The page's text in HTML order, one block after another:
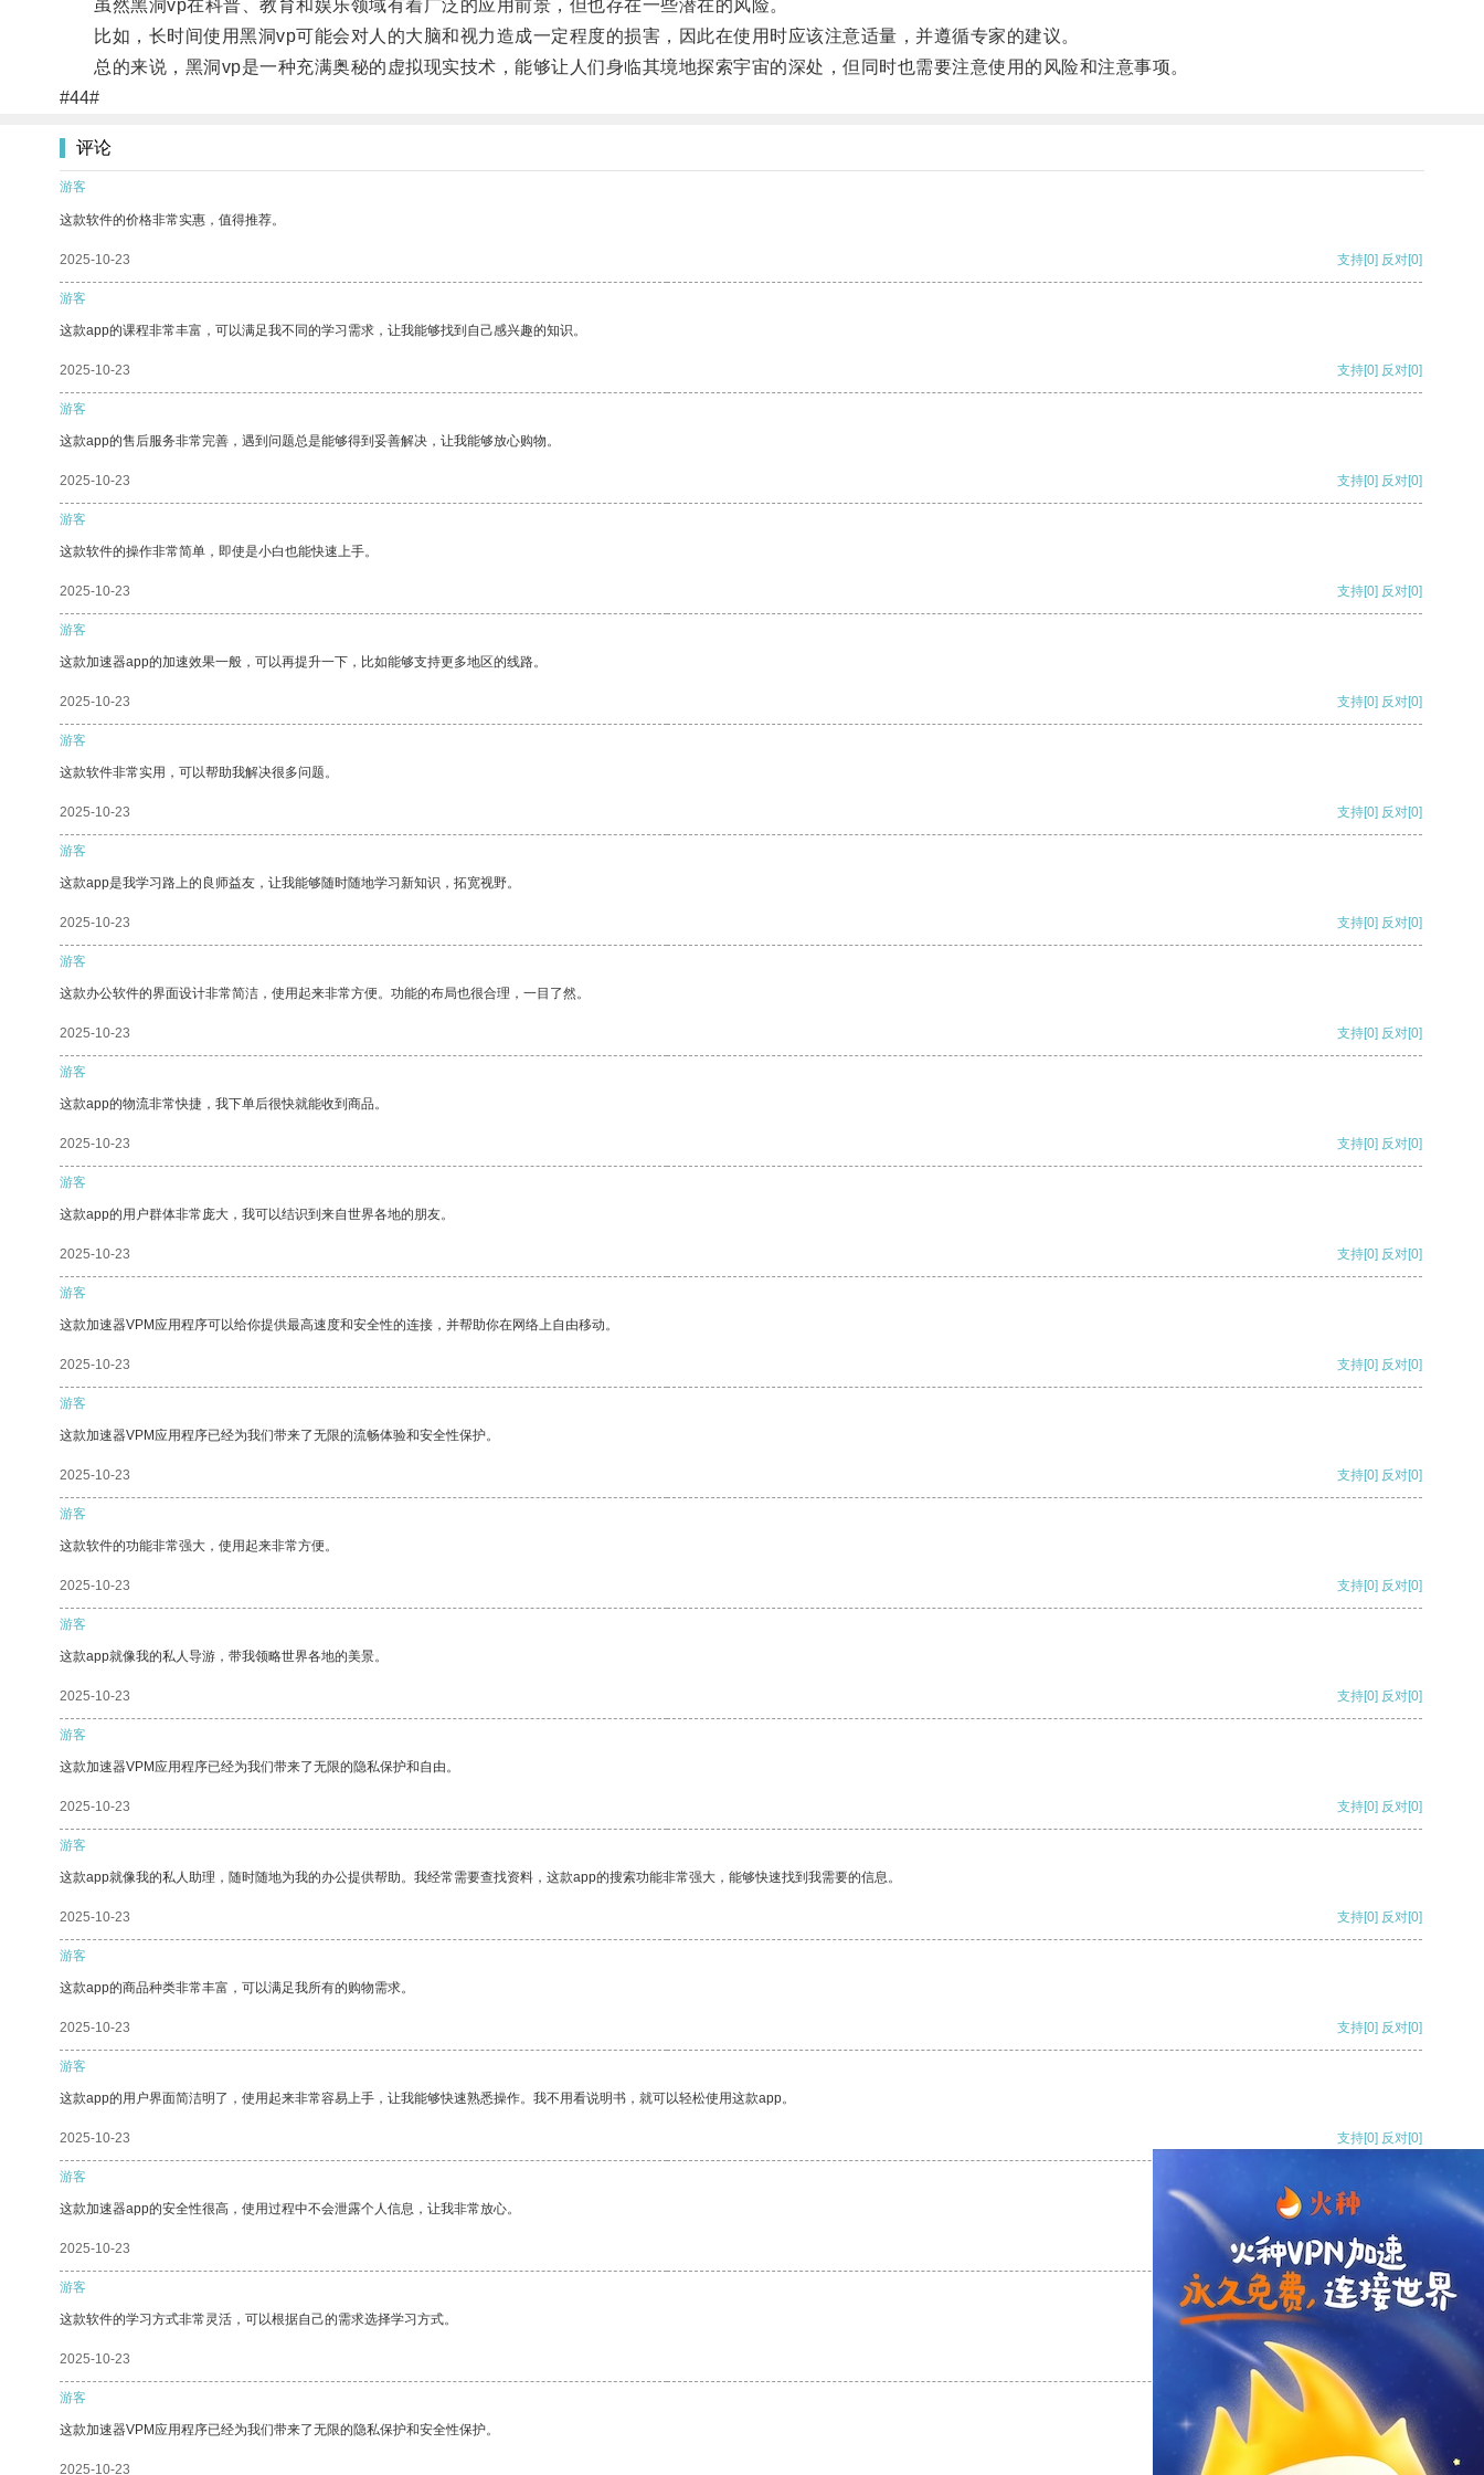
虽然黑洞vp在科普、教育和娱乐领域有着广泛的应用前景，但也存在一些潜在的风险。
比如，长时间使用黑洞vp可能会对人的大脑和视力造成一定程度的损害，因此在使用时应该注意适量，并遵循专家的建议。
总的来说，黑洞vp是一种充满奥秘的虚拟现实技术，能够让人们身临其境地探索宇宙的深处，但同时也需要注意使用的风险和注意事项。
#44#
评论
游客
这款软件的价格非常实惠，值得推荐。
2025-10-23 支持[0] 反对[0]
游客
这款app的课程非常丰富，可以满足我不同的学习需求，让我能够找到自己感兴趣的知识。
2025-10-23 支持[0] 反对[0]
游客
这款app的售后服务非常完善，遇到问题总是能够得到妥善解决，让我能够放心购物。
2025-10-23 支持[0] 反对[0]
游客
这款软件的操作非常简单，即使是小白也能快速上手。
2025-10-23 支持[0] 反对[0]
游客
这款加速器app的加速效果一般，可以再提升一下，比如能够支持更多地区的线路。
2025-10-23 支持[0] 反对[0]
游客
这款软件非常实用，可以帮助我解决很多问题。
2025-10-23 支持[0] 反对[0]
游客
这款app是我学习路上的良师益友，让我能够随时随地学习新知识，拓宽视野。
2025-10-23 支持[0] 反对[0]
游客
这款办公软件的界面设计非常简洁，使用起来非常方便。功能的布局也很合理，一目了然。
2025-10-23 支持[0] 反对[0]
游客
这款app的物流非常快捷，我下单后很快就能收到商品。
2025-10-23 支持[0] 反对[0]
游客
这款app的用户群体非常庞大，我可以结识到来自世界各地的朋友。
2025-10-23 支持[0] 反对[0]
游客
这款加速器VPM应用程序可以给你提供最高速度和安全性的连接，并帮助你在网络上自由移动。
2025-10-23 支持[0] 反对[0]
游客
这款加速器VPM应用程序已经为我们带来了无限的流畅体验和安全性保护。
2025-10-23 支持[0] 反对[0]
游客
这款软件的功能非常强大，使用起来非常方便。
2025-10-23 支持[0] 反对[0]
游客
这款app就像我的私人导游，带我领略世界各地的美景。
2025-10-23 支持[0] 反对[0]
游客
这款加速器VPM应用程序已经为我们带来了无限的隐私保护和自由。
2025-10-23 支持[0] 反对[0]
游客
这款app就像我的私人助理，随时随地为我的办公提供帮助。我经常需要查找资料，这款app的搜索功能非常强大，能够快速找到我需要的信息。
2025-10-23 支持[0] 反对[0]
游客
这款app的商品种类非常丰富，可以满足我所有的购物需求。
2025-10-23 支持[0] 反对[0]
游客
这款app的用户界面简洁明了，使用起来非常容易上手，让我能够快速熟悉操作。我不用看说明书，就可以轻松使用这款app。
2025-10-23 支持[0] 反对[0]
游客
这款加速器app的安全性很高，使用过程中不会泄露个人信息，让我非常放心。
2025-10-23 支持[0] 反对
游客
这款软件的学习方式非常灵活，可以根据自己的需求选择学习方式。
2025-10-23 支持
游客
这款加速器VPM应用程序已经为我们带来了无限的隐私保护和安全性保护。
2025-10-23 反对 [0]